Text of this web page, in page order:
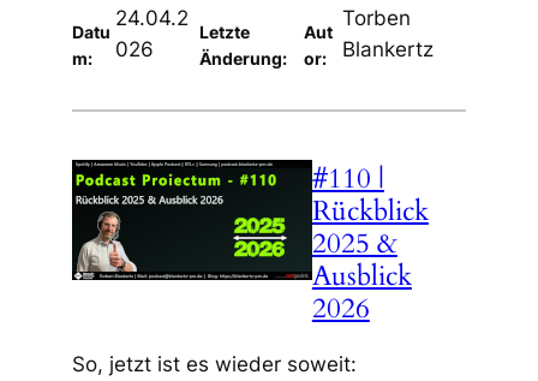
Datu
m:
24.04.2
026
Letzte
Änderung:
Aut
or:
Torben
Blankertz
#110 |
Rückblick
2025 &
Ausblick
2026
So, jetzt ist es wieder soweit: